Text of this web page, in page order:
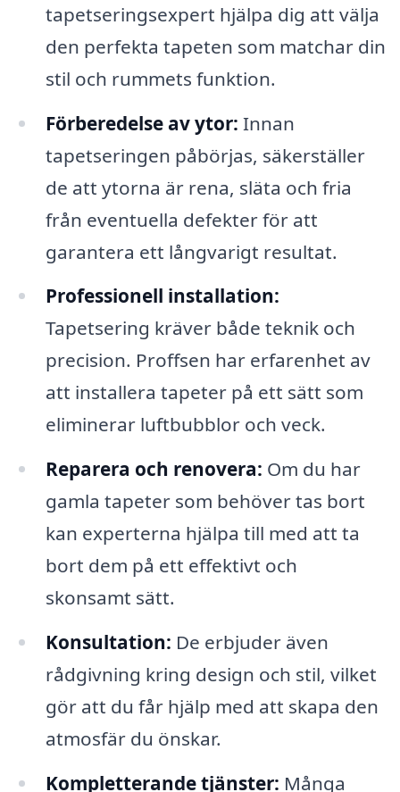
tapetseringsexpert hjälpa dig att välja
den perfekta tapeten som matchar din
stil och rummets funktion.
Förberedelse av ytor: Innan
tapetseringen påbörjas, säkerställer
de att ytorna är rena, släta och fria
från eventuella defekter för att
garantera ett långvarigt resultat.
Professionell installation:
Tapetsering kräver både teknik och
precision. Proffsen har erfarenhet av
att installera tapeter på ett sätt som
eliminerar luftbubblor och veck.
Reparera och renovera: Om du har
gamla tapeter som behöver tas bort
kan experterna hjälpa till med att ta
bort dem på ett effektivt och
skonsamt sätt.
Konsultation: De erbjuder även
rådgivning kring design och stil, vilket
gör att du får hjälp med att skapa den
atmosfär du önskar.
Kompletterande tjänster: Många